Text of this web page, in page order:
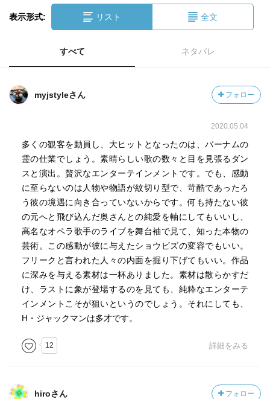
表示形式: リスト 全文
すべて ネタバレ
myjstyleさん フォロー
2020.05.04
多くの観客を動員し、大ヒットとなったのは、バーナムの
霊の仕業でしょう。素晴らしい歌の数々と目を見張るダン
スと演出。贅沢なエンターテインメントです。でも、感動
に至らないのは人物や物語が紋切り型で、苛酷であったろ
う彼の境遇に向き合っていないからです。何も持たない彼
の元へと飛び込んだ奥さんとの純愛を軸にしてもいいし、
高名なオペラ歌手のライブを舞台袖で見て、知った本物の
芸術。この感動が彼に与えたショウビズの変容でもいい。
フリークと言われた人々の内面を掘り下げてもいい。作品
に深みを与える素材は一杯ありました。素材は散らかすだ
け、ラストに象が登場するのを見ても、純粋なエンターテ
インメントこそが狙いというのでしょう。それにしても、
H・ジャックマンは多才です。
12 詳細をみる
hiroさん フォロー